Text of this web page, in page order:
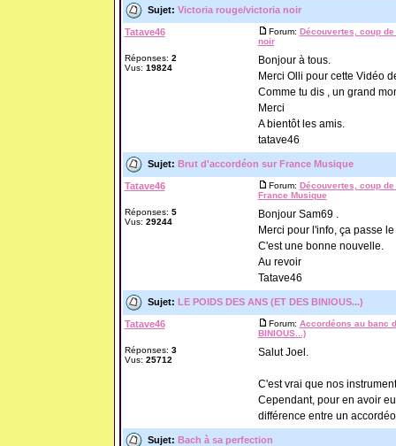
Sujet: Victoria rouge/victoria noir
Tatave46
Réponses: 2
Vus: 19824
Forum: Découvertes, coup
noir
Bonjour à tous.
Merci Olli pour cette Vidéo
Comme tu dis , un grand
Merci
A bientôt les amis.
tatave46
Sujet: Brut d'accordéon sur France Musique
Tatave46
Réponses: 5
Vus: 29244
Forum: Découvertes, coup
France Musique
Bonjour Sam69 .
Merci pour l'info, ça passe
C'est une bonne nouvelle.
Au revoir
Tatave46
Sujet: LE POIDS DES ANS (ET DES BINIOUS...)
Tatave46
Réponses: 3
Vus: 25712
Forum: Accordéons au banc
BINIOUS...)
Salut Joel.
C'est vrai que nos
Cependant, pour en avoir
différence entre un
Sujet: Bach à sa perfection